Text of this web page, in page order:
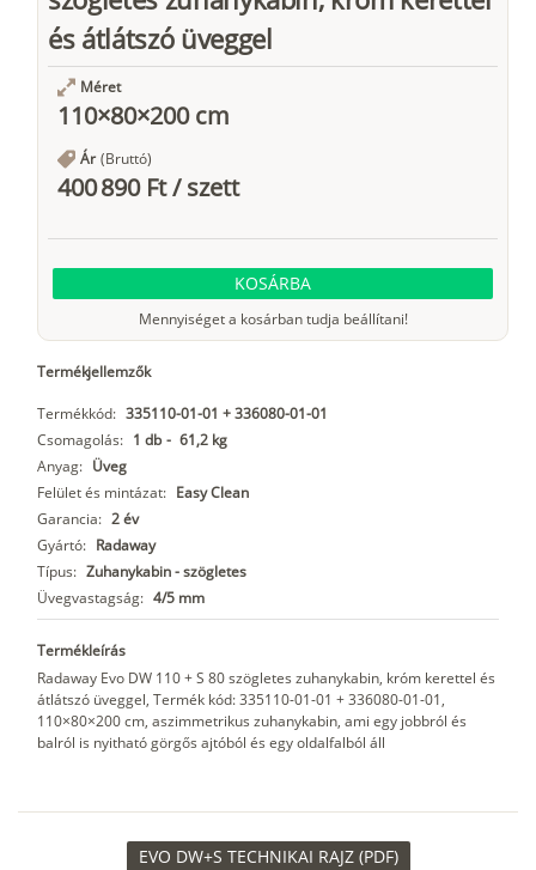
és átlátszó üveggel
Méret
110×80×200 cm
Ár (Bruttó)
400 890 Ft/szett
KOSÁRBA
Mennyiséget a kosárban tudja beállítani!
Termékjellemzők
Termékkód: 335110-01-01 + 336080-01-01
Csomagolás: 1 db - 61,2 kg
Anyag: Üveg
Felület és mintázat: Easy Clean
Garancia: 2 év
Gyártó: Radaway
Típus: Zuhanykabin - szögletes
Üvegvastagság: 4/5 mm
Termékleírás
Radaway Evo DW 110 + S 80 szögletes zuhanykabin, króm kerettel és
átlátszó üveggel, Termék kód: 335110-01-01 + 336080-01-01,
110×80×200 cm, aszimmetrikus zuhanykabin, ami egy jobbról és
balról is nyitható görgős ajtóból és egy oldalfalból áll
EVO DW+S TECHNIKAI RAJZ (PDF)